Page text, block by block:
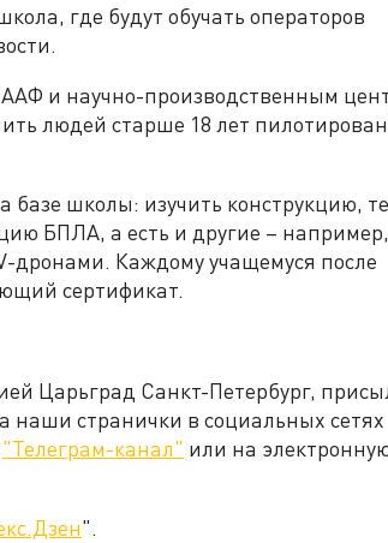
где будут обучать операторов
и научно-производственным
людей старше 18 лет
базе школы: изучить конструкцию,
БПЛА, а есть и другие –
дронами. Каждому учащемуся после
сертификат.
Царьград Санкт-Петербург,
наши странички в социальных сетях
"Телеграм-канал" или на
".